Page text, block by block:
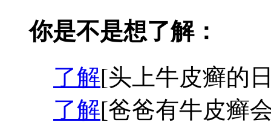
你是不是想了解：
了解[头上牛皮癣的
了解[爸爸有牛皮癣